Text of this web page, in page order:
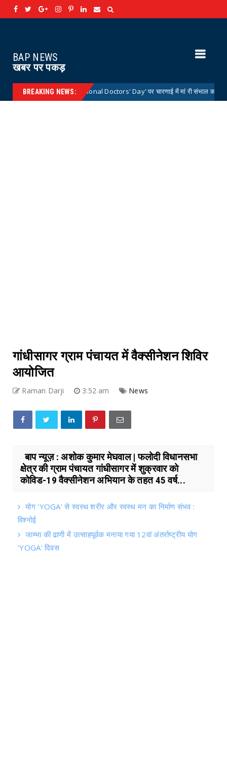
BAP NEWS
खबर पर पकड़
BREAKING NEWS:
डॉक्टर्स डे 'National Doctors' Day' पर चारणाई में मां री संभाल कार्यक्रम आयोजित
गांधीसागर ग्राम पंचायत में वैक्सीनेशन शिविर
आयोजित
Raman Darji 3:52 am News
बाप न्यूज़ : अशोक कुमार मेघवाल | फलोदी विधानसभा
क्षेत्र की ग्राम पंचायत गांधीसागर में शुक्रवार को
कोविड-19 वैक्सीनेशन अभियान के तहत 45 वर्ष...
योग 'YOGA' से स्वस्थ शरीर और स्वस्थ मन का निर्माण संभव :
विश्नोई
जाम्भा की ढाणी में उत्साहपूर्वक मनाया गया 12वां अंतर्राष्ट्रीय योग
'YOGA' दिवस